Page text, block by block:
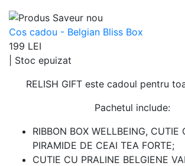
Cos cadou - Belgian Bliss Box
199 LEI
Stoc epuizat
RELISH GIFT este cadoul pentru
Pachetul include:
RIBBON BOX WELLBEING, CUTIE
PIRAMIDE DE CEAI TEA FORTE;
CUTIE CU PRALINE BELGIENE